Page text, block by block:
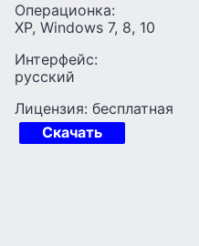
Операционка:
XP, Windows 7, 8, 10
Интерфейс:
русский
Лицензия: бесплатная
Скачать